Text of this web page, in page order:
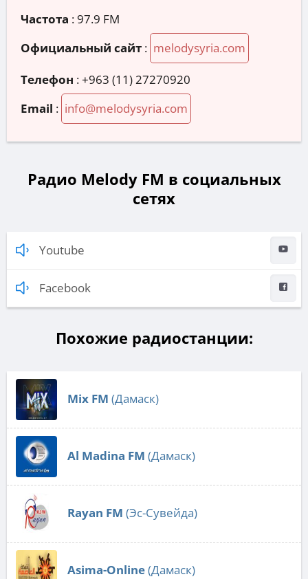
Частота : 97.9 FM
Официальный сайт : melodysyria.com
Телефон :+963 (11) 27270920
Email : info@melodysyria.com
Радио Melody FM в социальных
сетях
Youtube
Facebook
Похожие радиостанции:
Mix FM (Дамаск)
Al Madina FM (Дамаск)
Rayan FM (Эс-Сувейда)
Asima-Online(Дамаск)